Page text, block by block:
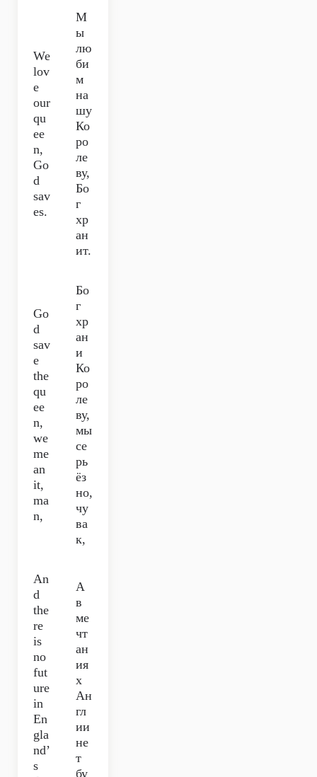
We
lov
e
our
qu
ee
n,
Go
d
sav
es.
М
ы
лю
би
м
на
шу
Ко
ро
ле
ву,
Бо
г
хр
ан
ит.
Go
d
sav
e
the
qu
ee
n,
we
me
an
it,
ma
n,
Бо
г
хр
ан
и
Ко
ро
ле
ву,
мы
се
рь
ёз
но,
чу
ва
к,
An
d
the
re
is
no
fut
ure
in
En
gla
nd’
s
А
в
ме
чт
ан
ия
х
Ан
гл
ии
не
т
бу